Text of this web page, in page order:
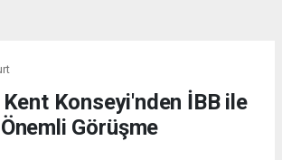
Konseyi'nden İBB ile
Önemli Görüşme